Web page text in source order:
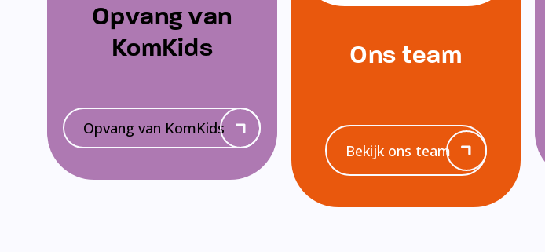
Opvang van
KomKids
Opvang van KomKids
Ons team
Bekijk ons team